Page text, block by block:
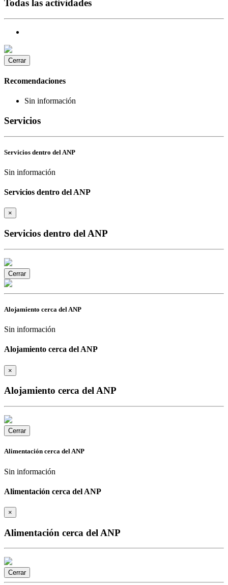
Todas las actividades
Cerrar
Recomendaciones
Sin información
Servicios
Servicios dentro del ANP
Sin información
Servicios dentro del ANP
×
Servicios dentro del ANP
Cerrar
Alojamiento cerca del ANP
Sin información
Alojamiento cerca del ANP
×
Alojamiento cerca del ANP
Cerrar
Alimentación cerca del ANP
Sin información
Alimentación cerca del ANP
×
Alimentación cerca del ANP
Cerrar